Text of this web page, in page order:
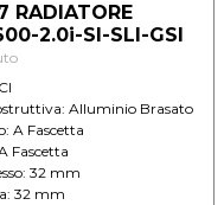
RADIATORE
2.0i-SI-SLI-GSI
Alluminio Brasato
A Fascetta
Fascetta
32 mm
32 mm